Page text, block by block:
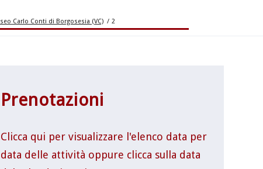
Carlo Conti di Borgosesia (VC) / 2
Prenotazioni
Clicca qui per visualizzare l'elenco data per
data delle attività oppure clicca sulla data